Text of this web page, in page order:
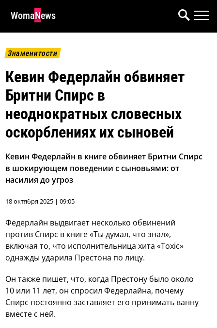
WomaNews
Знаменитости
Кевин Федерлайн обвиняет
Бритни Спирс в
неоднократных словесных
оскорблениях их сыновей
Кевин Федерлайн в книге обвиняет Бритни Спирс
в шокирующем поведении с сыновьями: от
насилия до угроз
18 октября 2025 | 09:05
Федерлайн выдвигает несколько обвинений
против Спирс в книге «Ты думал, что знал»,
включая то, что исполнительница хита «Toxic»
однажды ударила Престона по лицу.
Он также пишет, что, когда Престону было около
10 или 11 лет, он спросил Федерлайна, почему
Спирс постоянно заставляет его принимать ванну
вместе с ней.